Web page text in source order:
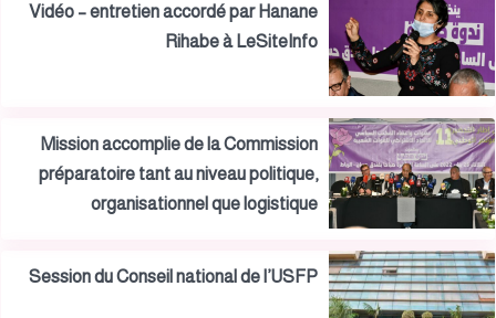
Vidéo – entretien accordé par Hanane
Rihabe à LeSiteInfo
Mission accomplie de la Commission
préparatoire tant au niveau politique,
organisationnel que logistique
Session du Conseil national de l’USFP